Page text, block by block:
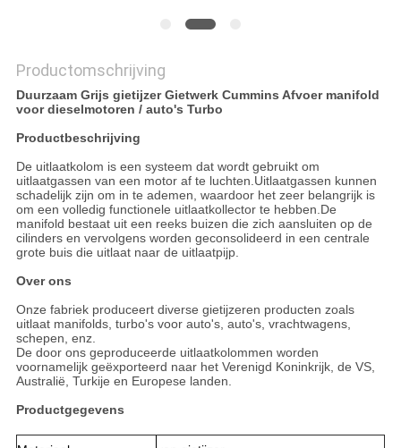
Productomschrijving
Duurzaam Grijs gietijzer Gietwerk Cummins Afvoer manifold
voor dieselmotoren / auto's Turbo
Productbeschrijving
De uitlaatkolom is een systeem dat wordt gebruikt om
uitlaatgassen van een motor af te luchten.Uitlaatgassen kunnen
schadelijk zijn om in te ademen, waardoor het zeer belangrijk is
om een volledig functionele uitlaatkollector te hebben.De
manifold bestaat uit een reeks buizen die zich aansluiten op de
cilinders en vervolgens worden geconsolideerd in een centrale
grote buis die uitlaat naar de uitlaatpijp.
Over ons
Onze fabriek produceert diverse gietijzeren producten zoals
uitlaat manifolds, turbo's voor auto's, auto's, vrachtwagens,
schepen, enz.
De door ons geproduceerde uitlaatkolommen worden
voornamelijk geëxporteerd naar het Verenigd Koninkrijk, de VS,
Australië, Turkije en Europese landen.
Productgegevens